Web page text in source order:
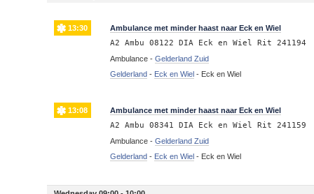
13:30 Ambulance met minder haast naar Eck en Wiel
A2 Ambu 08122 DIA Eck en Wiel Rit 241194
Ambulance -Gelderland Zuid
Gelderland - Eck en Wiel - Eck en Wiel
13:08 Ambulance met minder haast naar Eck en Wiel
A2 Ambu 08341 DIA Eck en Wiel Rit 241159
Ambulance -Gelderland Zuid
Gelderland - Eck en Wiel - Eck en Wiel